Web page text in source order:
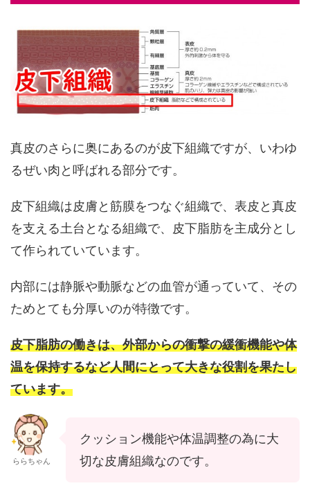
真皮のさらに奥にあるのが皮下組織ですが、いわゆ
るぜい肉と呼ばれる部分です。
皮下組織は皮膚と筋膜をつなぐ組織で、表皮と真皮
を支える土台となる組織で、皮下脂肪を主成分とし
て作られていています。
内部には静脈や動脈などの血管が通っていて、その
ためとても分厚いのが特徴です。
皮下脂肪の働きは、外部からの衝撃の緩衝機能や体
温を保持するなど人間にとって大きな役割を果たし
ています。
ららちゃん
クッション機能や体温調整の為に大
切な皮膚組織なのです。